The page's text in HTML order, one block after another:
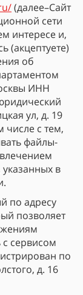
(далее–Сайт
сети
интересе и,
(акцептуете)
об
ИНН
ул, д. 19
числе с тем,
файлы-
в
по адресу
позволяет
с сервисом
по
д. 16